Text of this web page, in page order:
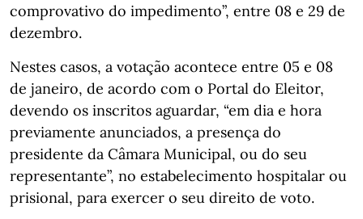
comprovativo do impedimento”, entre 08 e 29 de
dezembro.
Nestes casos, a votação acontece entre 05 e 08
de janeiro, de acordo com o Portal do Eleitor,
devendo os inscritos aguardar, “em dia e hora
previamente anunciados, a presença do
presidente da Câmara Municipal, ou do seu
representante”, no estabelecimento hospitalar ou
prisional, para exercer o seu direito de voto.